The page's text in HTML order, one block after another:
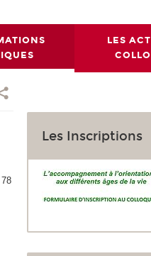
LES
Les Inscriptions